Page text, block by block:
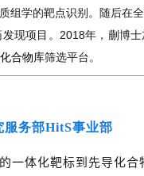
组学的靶点识别。随后在
现项目。2018年，蒯博
合物库筛选平台。
服务部HitS事业部
一体化靶标到先导化